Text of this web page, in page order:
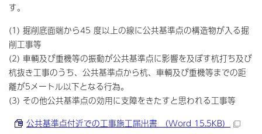
す。
(1) 掘削底面端から45 度以上の線に公共基準点の構造物が入る掘
削工事等
(2) 車輌及び重機等の振動が公共基準点に影響を及ぼす杭打ち及び
杭抜き工事のうち、公共基準点から杭、車輌及び重機等までの距
離が5メートル以下となる行為。
(3) その他公共基準点の効用に支障をきたすと思われる工事等
公共基準点付近での工事施工届出書 （Word 15.5KB）